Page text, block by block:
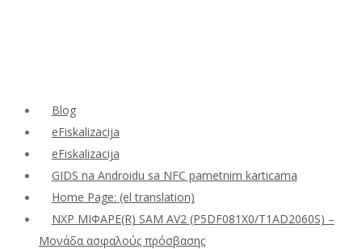
Blog
eFiskalizacija
eFiskalizacija
GIDS na Androidu sa NFC pametnim karticama
Home Page: (el translation)
NXP ΜΙΦΑΡΕ(R) SAM AV2 (P5DF081X0/T1AD2060S) –
Μονάδα ασφαλούς πρόσβασης